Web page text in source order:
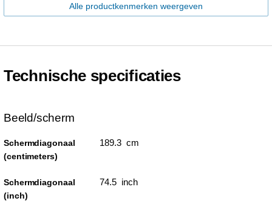
Alle productkenmerken weergeven
Technische specificaties
Beeld/scherm
Schermdiagonaal
(centimeters)
189.3 cm
Schermdiagonaal
(inch)
74.5 inch